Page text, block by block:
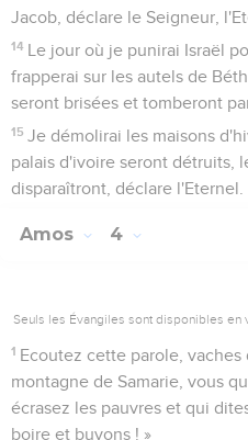
Jacob, déclare le Seigneur,
14 Le jour où je punirai Israël
frapperai sur les autels de
seront brisées et tomberont
15 Je démolirai les maisons
palais d'ivoire seront détruits,
disparaîtront, déclare l'Eternel.
Amos 4
Seuls les Évangiles sont disponibles en
1 Ecoutez cette parole, vaches
montagne de Samarie, vous
écrasez les pauvres et qui
boire et buvons ! »